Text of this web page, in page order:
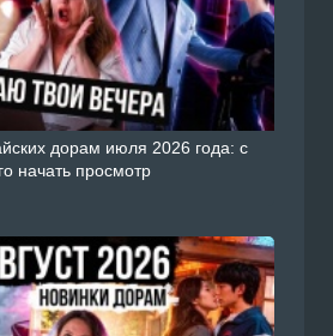
дорам июля 2026 года: с
начать просмотр